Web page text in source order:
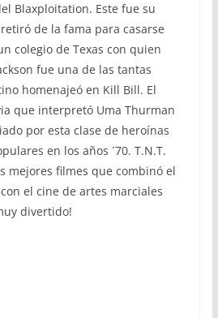
Blaxploitation. Este fue su
de la fama para casarse
colegio de Texas con quien
fue una de las tantas
homenajeó en Kill Bill. El
que interpretó Uma Thurman
por esta clase de heroínas
en los años ´70. T.N.T.
mejores filmes que combinó el
el cine de artes marciales
divertido!